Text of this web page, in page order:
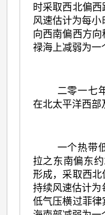
时采取西北偏
风速估计为每
向西南偏西方
禄海上减弱为一
二零一七
在北太平洋西部
一个热带
拉之东南偏东
形成，采取西
持续风速估计为
低气压横过菲